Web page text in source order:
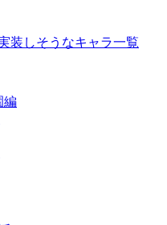
装しそうなキャラ一覧
編